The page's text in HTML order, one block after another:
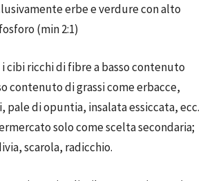
erbe e verdure con alto
(min 2:1)
cibi ricchi di fibre a basso contenuto
contenuto di grassi come erbacce,
di opuntia, insalata essiccata, ecc.
solo come scelta secondaria;
scarola, radicchio.